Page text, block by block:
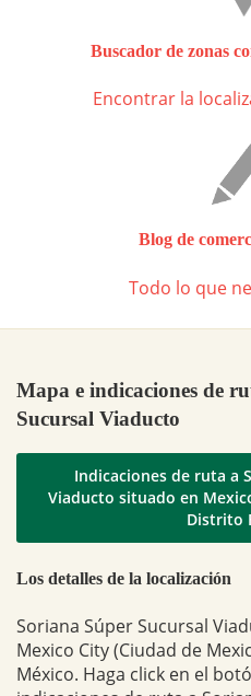
Buscador de zonas
Encontrar la
Blog de
Todo lo que
Mapa e indicaciones de
Sucursal Viaducto
Indicaciones de ruta a
Viaducto situado en
Distrito
Los detalles de la localización
Soriana Súper Sucursal
Mexico City (Ciudad de
México. Haga click en el